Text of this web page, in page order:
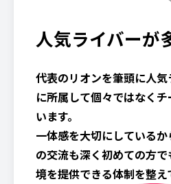
人気ライバーが
代表のリオンを筆頭に人
に所属して個々ではなく
います。
一体感を大切にしている
の交流も深く初めての方
境を提供できる体制を整え